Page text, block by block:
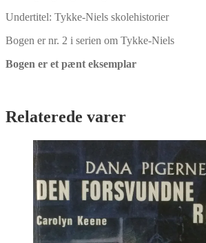
Undertitel: Tykke-Niels skolehistorier
Bogen er nr. 2 i serien om Tykke-Niels
Bogen er et pænt eksemplar
Relaterede varer